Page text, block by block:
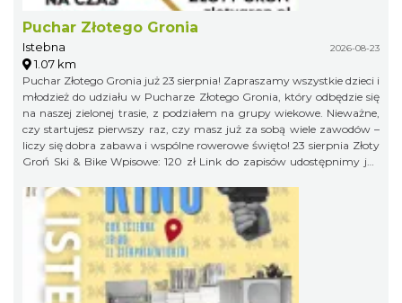
Puchar Złotego Gronia
Istebna 2026-08-23
1.07 km
Puchar Złotego Gronia już 23 sierpnia! Zapraszamy wszystkie dzieci i
młodzież do udziału w Pucharze Złotego Gronia, który odbędzie się
na naszej zielonej trasie, z podziałem na grupy wiekowe. Nieważne,
czy startujesz pierwszy raz, czy masz już za sobą wiele zawodów –
liczy się dobra zabawa i wspólne rowerowe święto! 23 sierpnia Złoty
Groń Ski & Bike Wpisowe: 120 zł Link do zapisów udostępnimy już
przegapić!